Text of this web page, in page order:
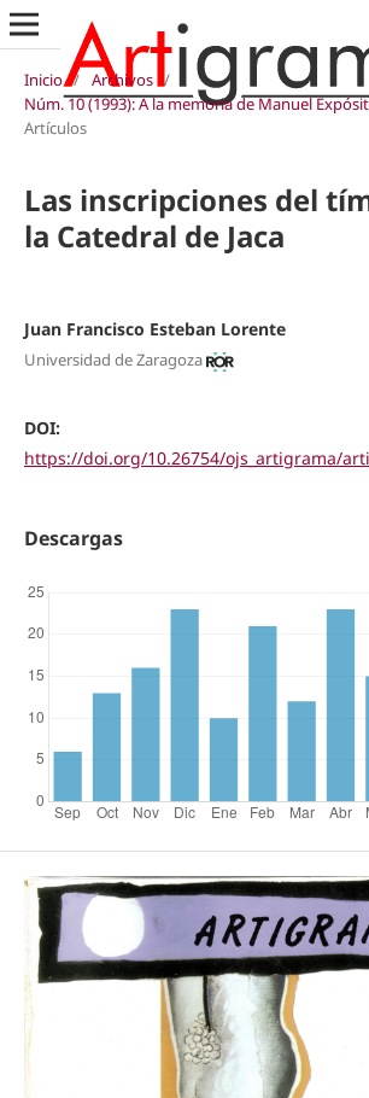
Inicio / Archivos /
Núm. 10 (1993): A la memoria de Manuel
Artículos
Las inscripciones del
la Catedral de Jaca
Juan Francisco Esteban Lorente
Universidad de Zaragoza
DOI:
https://doi.org/10.26754/ojs_artigrama/
Descargas